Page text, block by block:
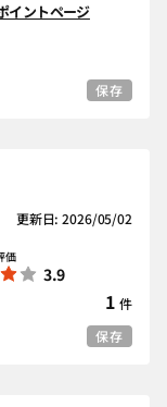
イントページ
保存
更新日: 2026/05/02
価
3.9
1 件
保存